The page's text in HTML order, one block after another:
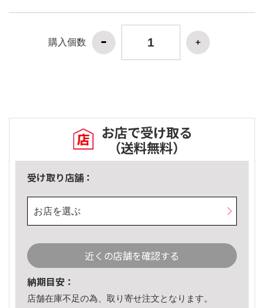
購入個数
お店で受け取る
（送料無料）
受け取り店舗：
お店を選ぶ
近くの店舗を確認する
納期目安：
店舗在庫不足の為、取り寄せ注文となります。